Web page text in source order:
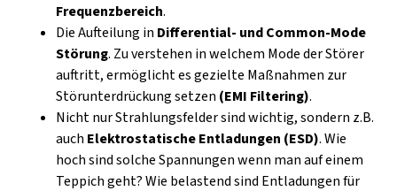
Frequenzbereich.
Die Aufteilung in Differential- und Common-Mode
Störung. Zu verstehen in welchem Mode der Störer
auftritt, ermöglicht es gezielte Maßnahmen zur
Störunterdrückung setzen (EMI Filtering).
Nicht nur Strahlungsfelder sind wichtig, sondern z.B.
auch Elektrostatische Entladungen (ESD). Wie
hoch sind solche Spannungen wenn man auf einem
Teppich geht? Wie belastend sind Entladungen für